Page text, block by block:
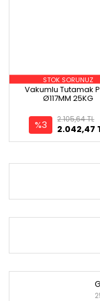
STOK SORUNUZ
Vakumlu Tutamak
Ø117MM 25KG
%3 2.042,47
2.105,64 TL